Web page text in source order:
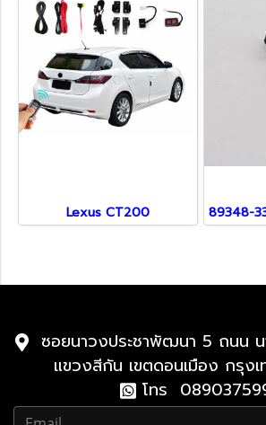
Lexus CT200
ซอยนาวงประชาพัฒนา 5 ถนน น
แขวงสีกัน เขตดอนเมือง กรุง
โทร